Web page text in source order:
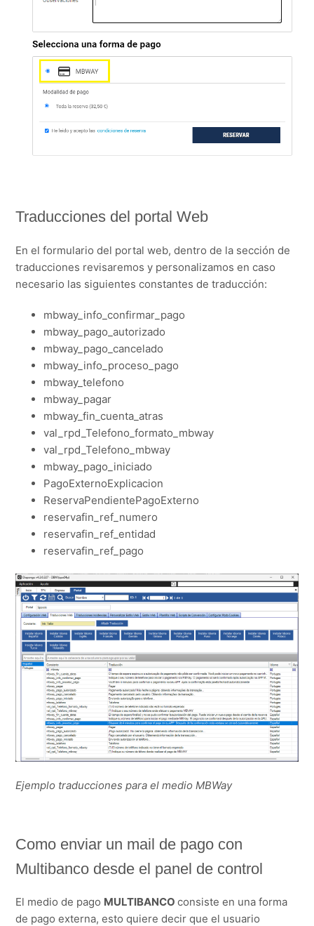
Traducciones del portal Web
En el formulario del portal web, dentro de la sección de
traducciones revisaremos y personalizamos en caso
necesario las siguientes constantes de traducción:
mbway_info_confirmar_pago
mbway_pago_autorizado
mbway_pago_cancelado
mbway_info_proceso_pago
mbway_telefono
mbway_pagar
mbway_fin_cuenta_atras
val_rpd_Telefono_formato_mbway
val_rpd_Telefono_mbway
mbway_pago_iniciado
PagoExternoExplicacion
ReservaPendientePagoExterno
reservafin_ref_numero
reservafin_ref_entidad
reservafin_ref_pago
Ejemplo traducciones para el medio MBWay
Como enviar un mail de pago con
Multibanco desde el panel de control
El medio de pago MULTIBANCOconsiste en una forma
de pago externa, esto quiere decir que el usuario